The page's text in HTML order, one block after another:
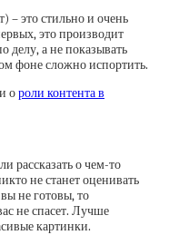
– это стильно и очень
это производит
делу, а не показывать
фоне сложно испортить.
ороли контента в
рассказать о чем-то
не станет оценивать
не готовы, то
не спасет. Лучше
картинки.